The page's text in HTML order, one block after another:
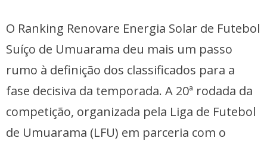
O Ranking Renovare Energia Solar de Futebol
Suíço de Umuarama deu mais um passo
rumo à definição dos classificados para a
fase decisiva da temporada. A 20ª rodada da
competição, organizada pela Liga de Futebol
de Umuarama (LFU) em parceria com o